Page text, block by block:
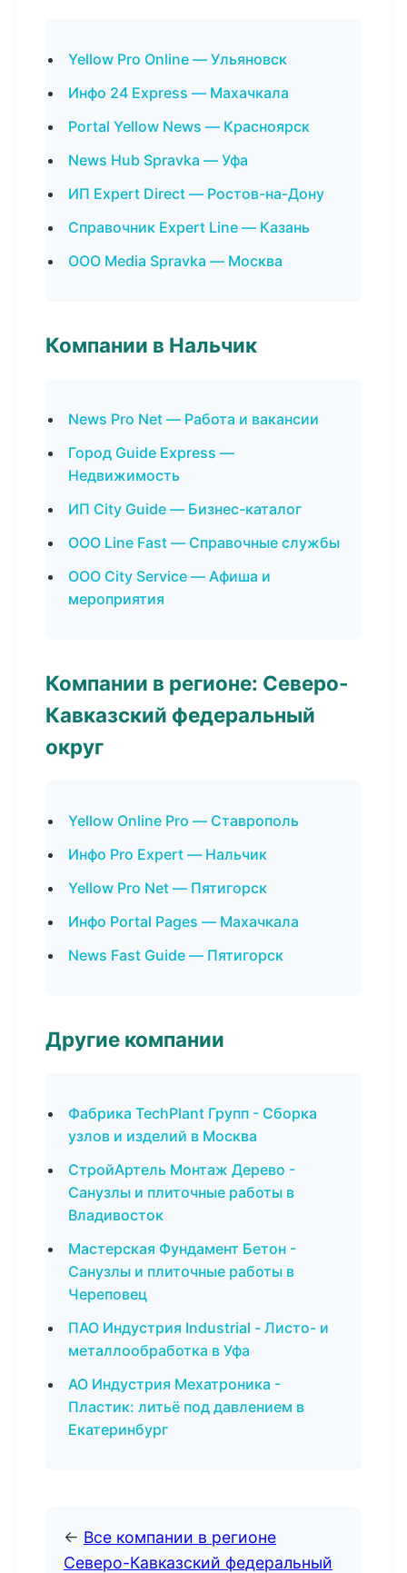
Yellow Pro Online — Ульяновск
Инфо 24 Express — Махачкала
Portal Yellow News — Красноярск
News Hub Spravka — Уфа
ИП Expert Direct — Ростов-на-Дону
Справочник Expert Line — Казань
ООО Media Spravka — Москва
Компании в Нальчик
News Pro Net — Работа и вакансии
Город Guide Express —
Недвижимость
ИП City Guide — Бизнес-каталог
ООО Line Fast — Справочные службы
ООО City Service — Афиша и
мероприятия
Компании в регионе: Северо-
Кавказский федеральный
округ
Yellow Online Pro — Ставрополь
Инфо Pro Expert — Нальчик
Yellow Pro Net — Пятигорск
Инфо Portal Pages — Махачкала
News Fast Guide — Пятигорск
Другие компании
Фабрика TechPlant Групп - Сборка
узлов и изделий в Москва
СтройАртель Монтаж Дерево -
Санузлы и плиточные работы в
Владивосток
Мастерская Фундамент Бетон -
Санузлы и плиточные работы в
Череповец
ПАО Индустрия Industrial - Листо- и
металлообработка в Уфа
АО Индустрия Мехатроника -
Пластик: литьё под давлением в
Екатеринбург
← Все компании в регионе
Северо-Кавказский федеральный